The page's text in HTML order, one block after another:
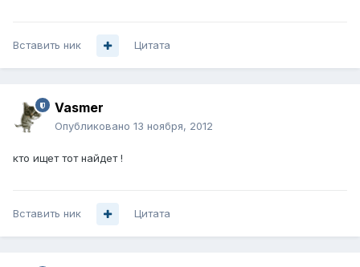
Вставить ник Цитата
Vasmer
Опубликовано 13 ноября, 2012
кто ищет тот найдет !
Вставить ник Цитата